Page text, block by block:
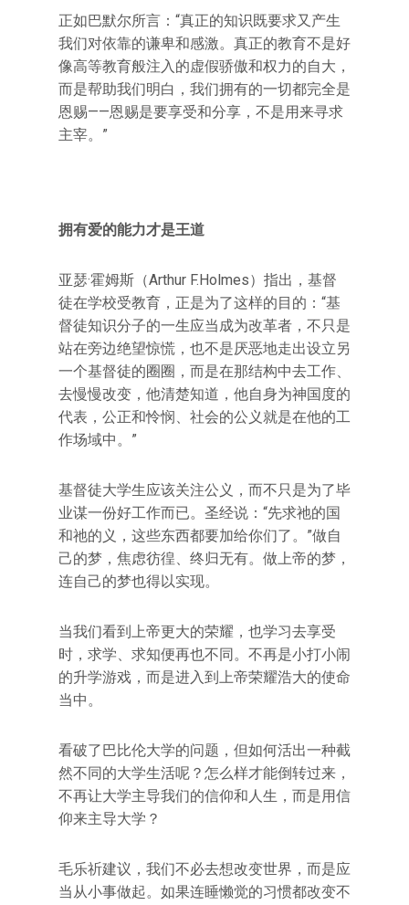
正如巴默尔所言：“真正的知识既要求又产生
我们对依靠的谦卑和感激。真正的教育不是好
像高等教育般注入的虚假骄傲和权力的自大，
而是帮助我们明白，我们拥有的一切都完全是
恩赐——恩赐是要享受和分享，不是用来寻求
主宰。”
拥有爱的能力才是王道
亚瑟·霍姆斯（Arthur F.Holmes）指出，基督
徒在学校受教育，正是为了这样的目的：“基
督徒知识分子的一生应当成为改革者，不只是
站在旁边绝望惊慌，也不是厌恶地走出设立另
一个基督徒的圈圈，而是在那结构中去工作、
去慢慢改变，他清楚知道，他自身为神国度的
代表，公正和怜悯、社会的公义就是在他的工
作场域中。”
基督徒大学生应该关注公义，而不只是为了毕
业谋一份好工作而已。圣经说：“先求祂的国
和祂的义，这些东西都要加给你们了。”做自
己的梦，焦虑彷徨、终归无有。做上帝的梦，
连自己的梦也得以实现。
当我们看到上帝更大的荣耀，也学习去享受
时，求学、求知便再也不同。不再是小打小闹
的升学游戏，而是进入到上帝荣耀浩大的使命
当中。
看破了巴比伦大学的问题，但如何活出一种截
然不同的大学生活呢？怎么样才能倒转过来，
不再让大学主导我们的信仰和人生，而是用信
仰来主导大学？
毛乐祈建议，我们不必去想改变世界，而是应
当从小事做起。如果连睡懒觉的习惯都改变不